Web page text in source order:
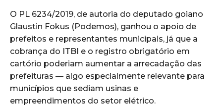
O PL 6234/2019, de autoria do deputado goiano
Glaustin Fokus (Podemos), ganhou o apoio de
prefeitos e representantes municipais, já que a
cobrança do ITBI e o registro obrigatório em
cartório poderiam aumentar a arrecadação das
prefeituras — algo especialmente relevante para
municípios que sediam usinas e
empreendimentos do setor elétrico.